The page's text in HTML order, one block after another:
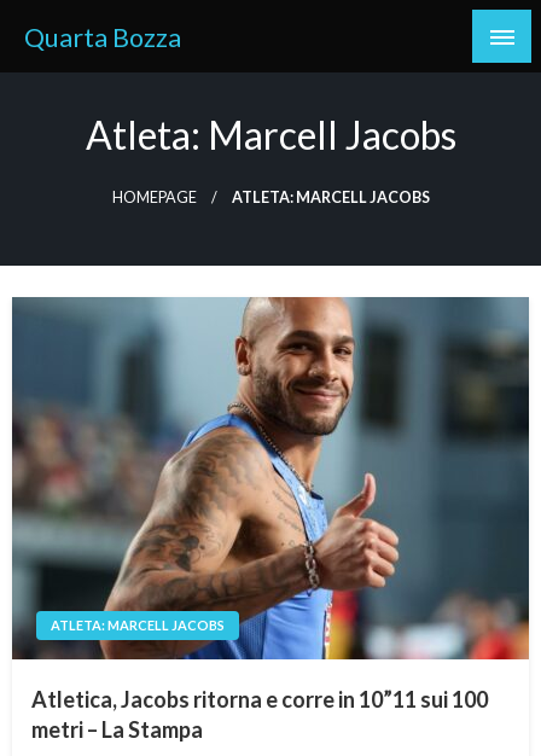
content
Quarta Bozza
Atleta: Marcell Jacobs
HOMEPAGE ATLETA: MARCELL JACOBS
ATLETA: MARCELL JACOBS
Atletica, Jacobs ritorna e corre in 10”11 sui 100
metri – La Stampa